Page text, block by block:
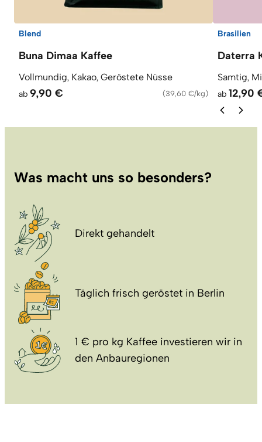
Blend
Buna Dimaa Kaffee
Vollmundig, Kakao, Geröstete Nüsse
ab 9,90 € (39,60 €/kg)
Brasilien
Daterra
Samtig,
ab 12,90
Was macht uns so besonders?
Direkt gehandelt
Täglich frisch geröstet in Berlin
1 € pro kg Kaffee investieren wir in
den Anbauregionen